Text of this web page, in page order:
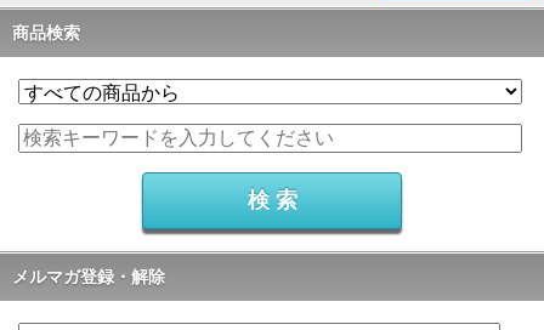
商品検索
メルマガ登録・解除